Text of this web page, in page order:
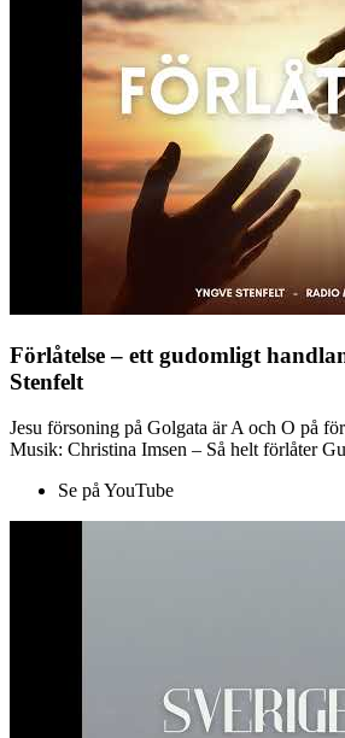
Förlåtelse – ett gudomligt
Stenfelt
Jesu försoning på Golgata är A och O på
Musik: Christina Imsen – Så helt förlåter
Se på YouTube